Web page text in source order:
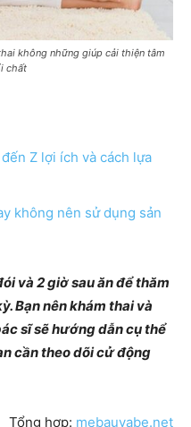
không những giúp cải thiện tâm
chất
Z lợi ích và cách lựa
không nên sử dụng sản
và 2 giờ sau ăn để thăm
Bạn nên khám thai và
sĩ sẽ hướng dẫn cụ thể
cần theo dõi cử động
Tổng hợp: mebauvabe.net